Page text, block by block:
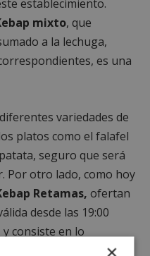
establecimiento.
mixto, que
a la lechuga,
es una
variedades de
platos como el falafel
seguro que será
Por otro lado, como hoy
Retamas, ofertan
desde las 19:00
consiste en lo